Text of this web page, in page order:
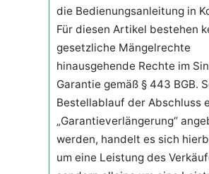
die Bedienungsanleitung in
Für diesen Artikel bestehen
gesetzliche Mängelrechte
hinausgehende Rechte im
Garantie gemäß § 443 BGB.
Bestellablauf der Abschluss
„Garantieverlängerung“
werden, handelt es sich
um eine Leistung des